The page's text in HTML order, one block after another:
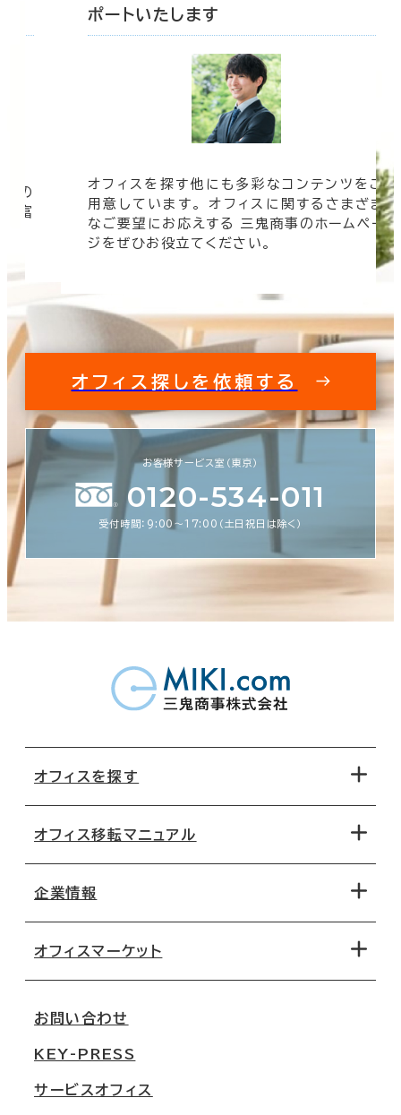
の
豊富
ポートいたします
オフィスを探す他にも多彩なコンテンツをご
用意しています。 オフィスに関するさまざま
なご要望にお応えする 三鬼商事のホームペー
ジをぜひお役立てください。
オフィス探しを依頼する
お客様サービス室（東京）
0120-534-011
受付時間：9:00〜17:00（土日祝日は除く）
オフィスを探す
地図から探す
路線・駅から探す
オフィス移転マニュアル
移転コストシミュレーション
移転スケジュール
オフィス移転Q&A
企業情報
オフィスマーケット
大阪
名古屋
お問い合わせ
KEY-PRESS
サービスオフィス